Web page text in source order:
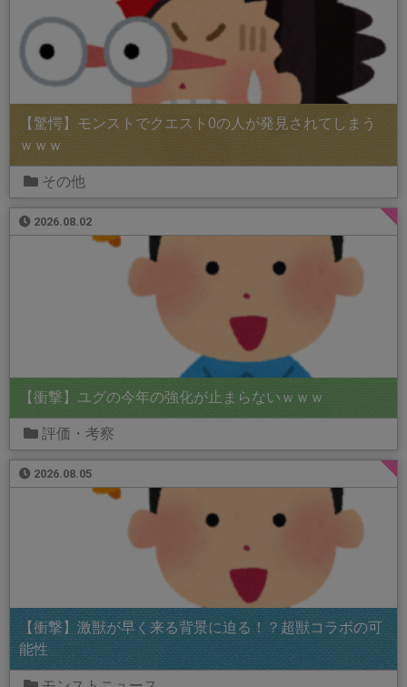
【驚愕】モンストでクエスト0の人が発見されてしまう
ｗｗｗ
その他
2026.08.02
【衝撃】ユグの今年の強化が止まらないｗｗｗ
評価・考察
2026.08.05
【衝撃】激獣が早く来る背景に迫る！？超獣コラボの可
能性